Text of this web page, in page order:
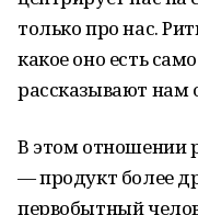
только про нас.
какое оно есть
рассказывают нам
В этом отношении
— продукт более
первобытный